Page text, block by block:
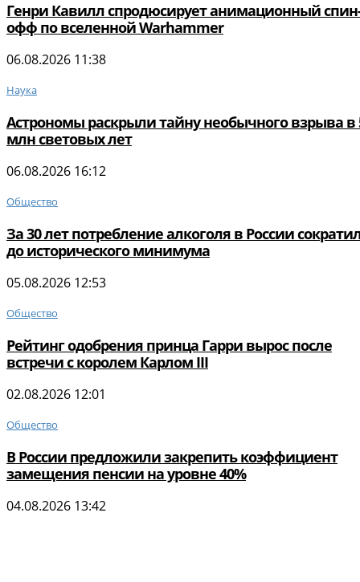
Генри Кавилл спродюсирует анимационный
офф по вселенной Warhammer
06.08.2026 11:38
Наука
Астрономы раскрыли тайну необычного взрыва в
млн световых лет
06.08.2026 16:12
Общество
За 30 лет потребление алкоголя в России
до исторического минимума
05.08.2026 12:53
Общество
Рейтинг одобрения принца Гарри вырос после
встречи с королем Карлом III
02.08.2026 12:01
Общество
В России предложили закрепить коэффициент
замещения пенсии на уровне 40%
04.08.2026 13:42